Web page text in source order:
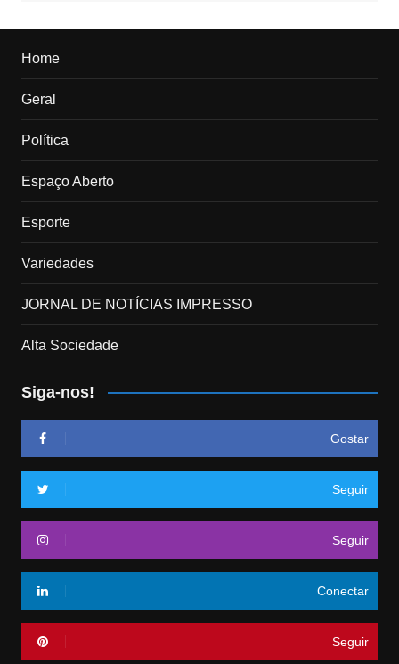
Home
Geral
Política
Espaço Aberto
Esporte
Variedades
JORNAL DE NOTÍCIAS IMPRESSO
Alta Sociedade
Siga-nos!
Gostar
Seguir
Seguir
Conectar
Seguir